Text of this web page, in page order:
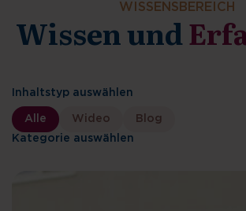
WISSENSBEREICH
Wissen und
Inhaltstyp auswählen
Alle Wideo
Blog
Kategorie auswählen